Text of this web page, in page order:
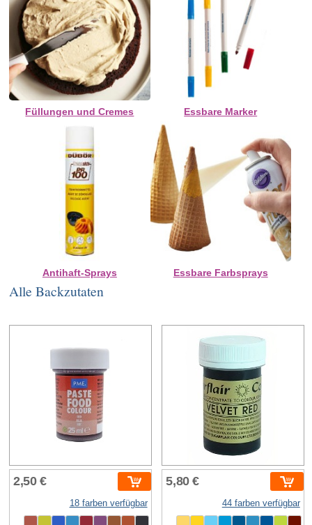
Füllungen und Cremes Essbare Marker
Antihaft-Sprays Essbare Farbsprays
Alle Backzutaten
2,50 €
18 farben verfügbar
5,80 €
44 farben verfügbar